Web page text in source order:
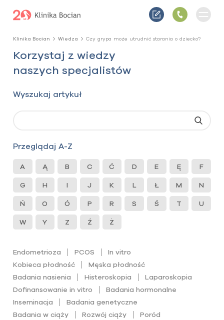
Klinika Bocian Wiedza Czy grypa może utrudnić starania o dziecko?
Korzystaj z wiedzy
naszych specjalistów
Wyszukaj artykuł
Przeglądaj A-Z
A Ą B C Ć D E Ę F
G H I J K L Ł M N
Ń O Ó P R S Ś T U
W Y Z Ź Ż
Endometrioza PCOS
In vitro
Kobieca płodność
Męska płodność
Badania nasienia
Histeroskopia
Laparoskopia
Dofinansowanie in vitro
Badania hormonalne
Inseminacja
Badania genetyczne
Badania w ciąży
Rozwój ciąży Poród